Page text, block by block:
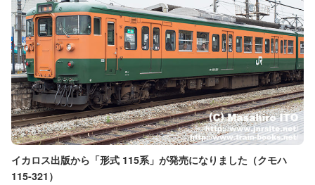
イカロス出版から「形式 115系」が発売になりました（クモハ
115-321）